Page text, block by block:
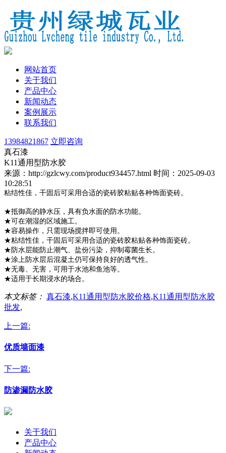
网站首页
关于我们
产品中心
新闻动态
案例展示
联系我们
13984821867 立即咨询
真石漆
K11通用型防水胶
来源：http://gzlcwy.com/product934457.html 时间：2025-09-03
10:28:51
粘结性佳，干固后可采用合适的瓷砖胶粘贴各种饰面瓷砖。
★抵御高的静水压，具有负水面的防水功能。
★可在潮湿的区域施工。
★容易操作，只需现场搅拌即可使用。
★粘结性佳，干固后可采用合适的瓷砖胶粘贴各种饰面瓷砖。
★防水层能防止潮气、盐份污染，抑制霉菌生长。
★涂上防水层后混凝土仍可保持良好的透气性。
★无毒、无害，可用于水池和鱼池等。
★适用于长期浸水的场合。
本文标签： 真石漆,K11通用型防水胶价格,K11通用型防水胶
批发,
上一篇:
优质墙面漆
下一篇:
防渗漏防水胶
关于我们
产品中心